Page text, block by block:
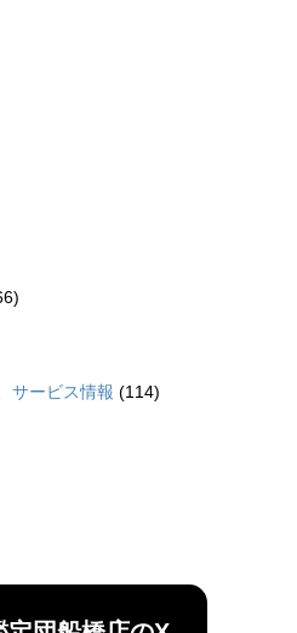
サービス情報 (114)